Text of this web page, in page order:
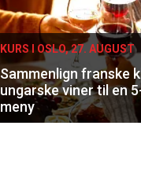
KURS I OSLO, 27. AUGUST
Sammenlign franske
ungarske viner til en
meny